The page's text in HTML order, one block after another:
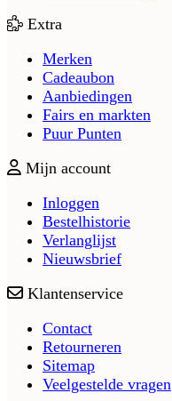
Extra
Merken
Cadeaubon
Aanbiedingen
Fairs en markten
Puur Punten
Mijn account
Inloggen
Bestelhistorie
Verlanglijst
Nieuwsbrief
Klantenservice
Contact
Retourneren
Sitemap
Veelgestelde vragen